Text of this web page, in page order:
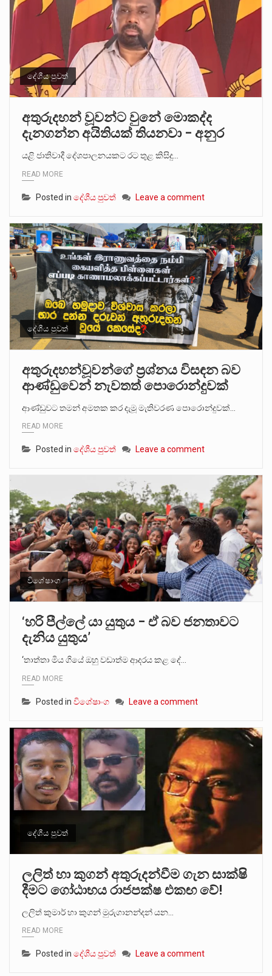
දේශීය පුවත්
අතුරුදහන් වූවන්ට වුනේ මොකද්ද
දැනගන්න අයිතියක් තියනවා – අනුර
යළි ජාතිවාදී දේශපාලනයකට රට තුළ කිසිදු…
READ MORE
Posted in දේශීය පුවත් Leave a comment
දේශීය පුවත්
අතුරුදහන්වූවන්ගේ ප්‍රශ්නය විසඳන බව
ආණ්ඩුවෙන් නැවතත් පොරොන්දුවක්
ආණ්ඩුවට තමන් අමතක කර දැමූ මැතිවරණ පොරොන්දුවක්…
READ MORE
Posted in දේශීය පුවත් Leave a comment
විශේෂාංග
‘හරි පීල්ලේ යා යුතුය – ඒ බව ජනතාවට
දැනිය යුතුය’
‘තාත්තා මිය ගියේ ඔහු වඩාත්ම ආදරය කළ දේ…
READ MORE
Posted in විශේෂාංග Leave a comment
දේශීය පුවත්
ලලිත් හා කුගන් අතුරුදන්වීම ගැන සාක්ෂි
දීමට ගෝඨාභය රාජපක්ෂ එකඟ වේ!
ලලිත් කුමාර් හා කුගන් මුරුගානන්දන් යන…
READ MORE
Posted in දේශීය පුවත් Leave a comment